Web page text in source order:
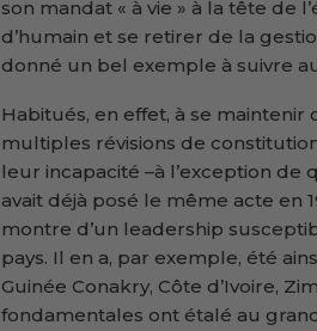
son mandat « à vie » à la tête de
d’humain et se retirer de la
donné un bel exemple à suivre
Habitués, en effet, à se
multiples révisions de
leur incapacité –à l’exception
avait déjà posé le même acte en
montre d’un leadership
pays. Il en a, par exemple, été
Guinée Conakry, Côte d’Ivoire,
fondamentales ont étalé au